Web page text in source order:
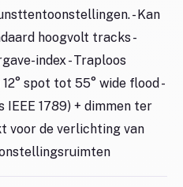
- Kan
hoogvolt tracks -
index - Traploos
spot tot 55° wide flood -
IEEE 1789) + dimmen ter
voor de verlichting van